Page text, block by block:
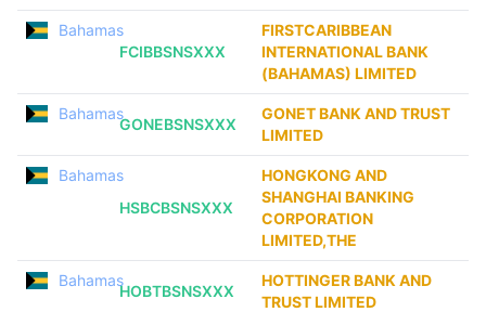
Bahamas
FCIBBSNSXXX
FIRSTCARIBBEAN
INTERNATIONAL BANK
(BAHAMAS) LIMITED
Bahamas
GONEBSNSXXX
GONET BANK AND TRUST
LIMITED
Bahamas
HSBCBSNSXXX
HONGKONG AND
SHANGHAI BANKING
CORPORATION
LIMITED,THE
Bahamas
HOBTBSNSXXX
HOTTINGER BANK AND
TRUST LIMITED